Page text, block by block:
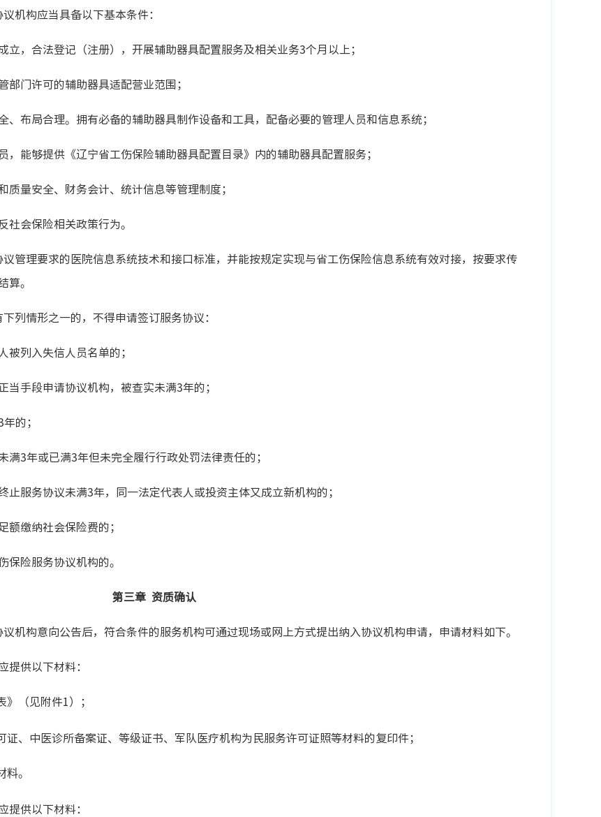
构应当具备以下基本条件：
，合法登记（注册），开展辅助器具配置服务及相关业务3个月以上；
门许可的辅助器具适配营业范围；
布局合理。拥有必备的辅助器具制作设备和工具，配备必要的管理人员和信息系统；
能够提供《辽宁省工伤保险辅助器具配置目录》内的辅助器具配置服务；
量安全、财务会计、统计信息等管理制度；
会保险相关政策行为。
理要求的医院信息系统技术和接口标准，并能按规定实现与省工伤保险信息系统有效对接，按要求传
。
情形之一的，不得申请签订服务协议：
列入失信人员名单的；
手段申请协议机构，被查实未满3年的；
的；
3年或已满3年但未完全履行行政处罚法律责任的；
服务协议未满3年，同一法定代表人或投资主体又成立新机构的；
缴纳社会保险费的；
险服务协议机构的。
第三章 资质确认
构意向公告后，符合条件的服务机构可通过现场或网上方式提出纳入协议机构申请，申请材料如下。
供以下材料：
（见附件1）；
中医诊所备案证、等级证书、军队医疗机构为民服务许可证照等材料的复印件；
。
供以下材料：